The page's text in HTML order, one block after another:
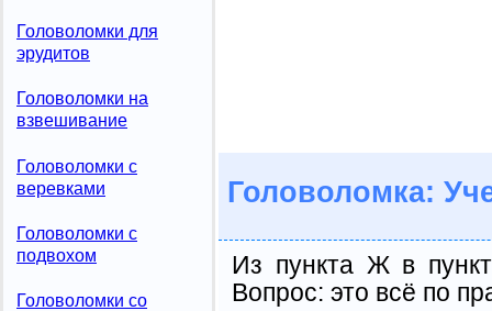
Головоломки для
эрудитов
Головоломки на
взвешивание
Головоломки с
веревками
Головоломки с
подвохом
Головоломки со
Головоломка:
Из пункта Ж в
Вопрос: это всё по